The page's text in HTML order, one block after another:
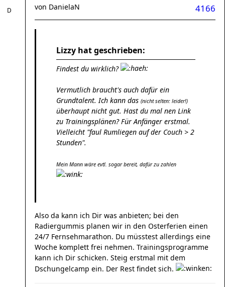
4166
von DanielaN
Lizzy hat geschrieben:
Findest du wirklich?
Vermutlich braucht's auch dafür ein
Grundtalent. Ich kann das (nicht selten: leider!)
überhaupt nicht gut. Hast du mal nen Link
zu Trainingsplänen? Für Anfänger erstmal.
Vielleicht "faul Rumliegen auf der Couch > 2
Stunden".
Mein Mann wäre evtl. sogar bereit, dafür zu zahlen
Also da kann ich Dir was anbieten; bei den
Radiergummis planen wir in den Osterferien einen
24/7 Fernsehmarathon. Du müsstest allerdings eine
Woche komplett frei nehmen. Trainingsprogramme
kann ich Dir schicken. Steig erstmal mit dem
Dschungelcamp ein. Der Rest findet sich.